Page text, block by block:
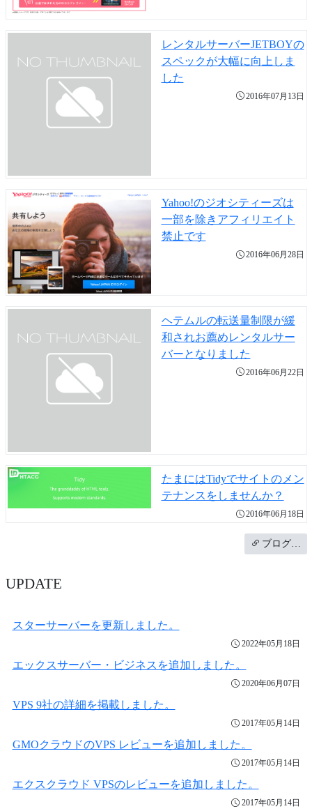
レンタルサーバーJETBOYの
スペックが大幅に向上しま
した
2016年07月13日
Yahoo!のジオシティーズは
一部を除きアフィリエイト
禁止です
2016年06月28日
ヘテムルの転送量制限が緩
和されお薦めレンタルサー
バーとなりました
2016年06月22日
たまにはTidyでサイトのメン
テナンスをしませんか？
2016年06月18日
ブログ…
UPDATE
スターサーバーを更新しました。
2022年05月18日
エックスサーバー・ビジネスを追加しました。
2020年06月07日
VPS 9社の詳細を掲載しました。
2017年05月14日
GMOクラウドのVPS レビューを追加しました。
2017年05月14日
エクスクラウド VPSのレビューを追加しました。
2017年05月14日